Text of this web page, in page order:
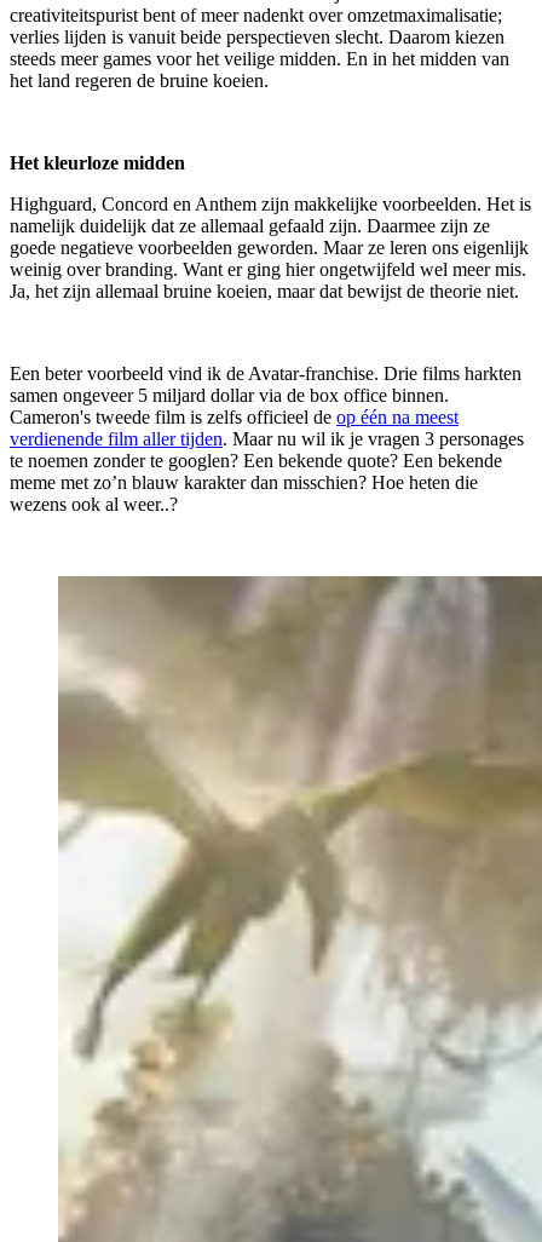
creativiteitspurist bent of meer nadenkt over omzetmaximalisatie;
verlies lijden is vanuit beide perspectieven slecht. Daarom kiezen
steeds meer games voor het veilige midden. En in het midden van
het land regeren de bruine koeien.
Het kleurloze midden
Highguard, Concord en Anthem zijn makkelijke voorbeelden. Het is
namelijk duidelijk dat ze allemaal gefaald zijn. Daarmee zijn ze
goede negatieve voorbeelden geworden. Maar ze leren ons eigenlijk
weinig over branding. Want er ging hier ongetwijfeld wel meer mis.
Ja, het zijn allemaal bruine koeien, maar dat bewijst de theorie niet.
Een beter voorbeeld vind ik de Avatar-franchise. Drie films harkten
samen ongeveer 5 miljard dollar via de box office binnen.
Cameron's tweede film is zelfs officieel de op één na meest
verdienende film aller tijden. Maar nu wil ik je vragen 3 personages
te noemen zonder te googlen? Een bekende quote? Een bekende
meme met zo’n blauw karakter dan misschien? Hoe heten die
wezens ook al weer..?